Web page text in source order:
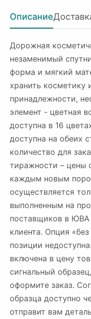
Описание
Дорожная
незаменимый
форма и мягкий
хранить косметику
принадлежности,
элемент - цветная
доступна в 16
доступна на обеих
количество для
тиражности – цены
каждым новым
осуществляется
выполненным на
поставщиков в ЮВА
клиента. Опция
позиции
включена в цену
сигнальный
оформите заказ.
образца доступно
отправит вам